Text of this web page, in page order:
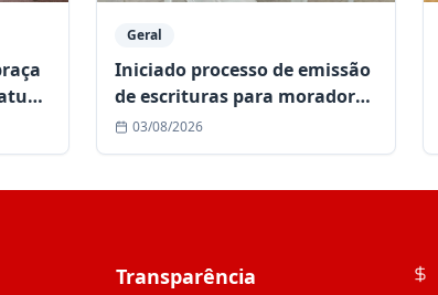
Geral
Iniciado processo de emissão
de escrituras para moradores
de unidades habitacionais da
URBIS em Jaguarari
03/08/2026
Transparência